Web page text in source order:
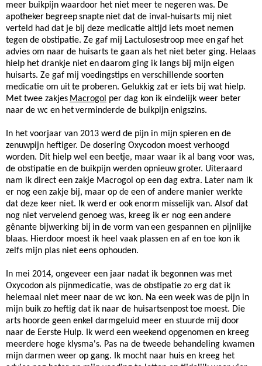
meer buikpijn waardoor het niet meer te negeren was. De
apotheker begreepsnapte niet dat de inval-huisarts mij niet
verteld had dat je bij deze medicatie altijd iets moet nemen
tegen de obstipatie. Ze gaf mij Lactulosestroop mee engaf het
advies om naar de huisarts te gaan als het niet beter ging. Helaas
hielp het drankje niet endaarom ging ik langs bij mijn eigen
huisarts. Ze gaf mij voedingstips en verschillende soorten
medicatie om uitte proberen. Gelukkig zat er iets bij wat hielp.
Met twee zakjes Macrogol per dag kon ik eindelijk weer beter
naar de wc en hetverminderde de buikpijn enigszins.
In het voorjaar van 2013 werd de pijn in mijn spieren en de
zenuwpijn heftiger. De dosering Oxycodon moest verhoogd
worden. Dit hielp wel een beetje, maar waar ik al bang voor was,
de obstipatie en de buikpijn werden opnieuwgroter. Uiteraard
nam ik direct een zakje Macrogol op een dag extra. Later nam ik
er nog een zakje bij, maar op de een of andere manier werkte
dat deze keer niet. Ik werd er ookenorm misselijk van. Alsof dat
nog niet vervelend genoeg was, kreeg ik er nog eenandere
gênante bijwerking bij in de vorm vaneen gespannen en pijnlijke
blaas. Hierdoor moest ik heel vaak plassen en af en toe kon ik
zelfs mijn plas niet eens ophouden.
In mei 2014, ongeveer een jaar nadat ik begonnen was met
Oxycodon als pijnmedicatie, was de obstipatie zo erg dat ik
helemaal niet meer naar de wc kon. Na een week was de pijn in
mijn buik zo heftig dat ik naar de huisartsenposttoe moest. Die
arts hoorde geen enkel darmgeluid meer en stuurde mij door
naar de Eerste Hulp. Ik werd een weekend opgenomen en kreeg
meerdere hoge klysma's. Pas na de tweede behandeling kwamen
mijn darmen weer op gang. Ik mocht naar huis en kreeg het